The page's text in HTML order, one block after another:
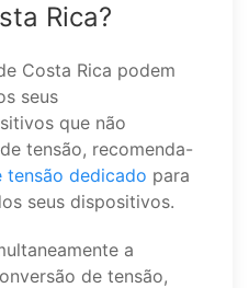
Rica?
Costa Rica podem
seus
que não
tensão, recomenda-
tensão dedicado para
seus dispositivos.
a
de tensão,